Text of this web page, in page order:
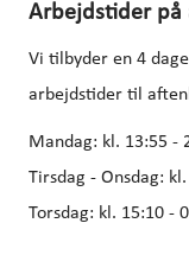
Arbejdstider på
Vi tilbyder en 4
arbejdstider til
Mandag: kl. 13:55 -
Tirsdag - Onsdag:
Torsdag: kl. 15:10 -